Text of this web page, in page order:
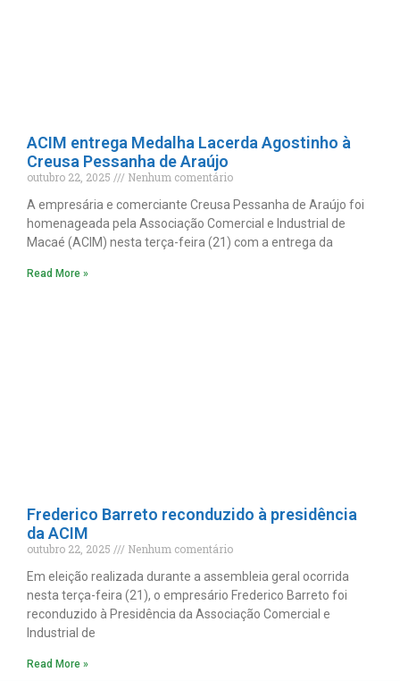
ACIM entrega Medalha Lacerda Agostinho à
Creusa Pessanha de Araújo
outubro 22, 2025
Nenhum comentário
A empresária e comerciante Creusa Pessanha de Araújo foi
homenageada pela Associação Comercial e Industrial de
Macaé (ACIM) nesta terça-feira (21) com a entrega da
Read More »
Frederico Barreto reconduzido à presidência
da ACIM
outubro 22, 2025
Nenhum comentário
Em eleição realizada durante a assembleia geral ocorrida
nesta terça-feira (21), o empresário Frederico Barreto foi
reconduzido à Presidência da Associação Comercial e
Industrial de
Read More »